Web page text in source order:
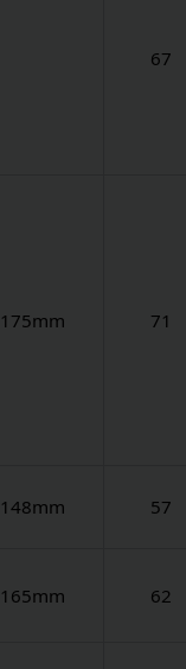
67
175mm 71
148mm
57
165mm 62